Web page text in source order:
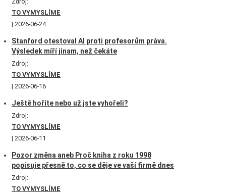
TO VYMYSLÍME
2026-06-24
Stanford otestoval AI proti profesorům práva.
Výsledek míří jinam, než čekáte
Zdroj:
TO VYMYSLÍME
2026-06-16
Ještě hoříte nebo už jste vyhořeli?
Zdroj:
TO VYMYSLÍME
2026-06-11
Pozor změna aneb Proč kniha z roku 1998
popisuje přesně to, co se děje ve vaší firmě dnes
Zdroj:
TO VYMYSLÍME